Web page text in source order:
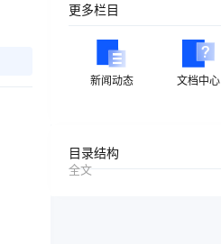
美国高防2区[推荐]
更多栏目
新闻动态 文档中心
目录结构
全文